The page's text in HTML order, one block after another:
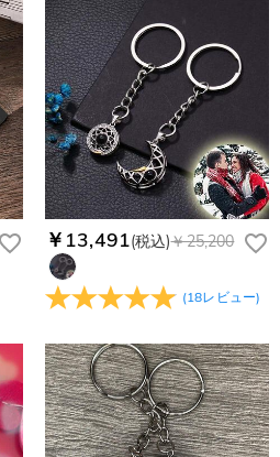
￥13,491(税込)￥25,200
(18レビュー)